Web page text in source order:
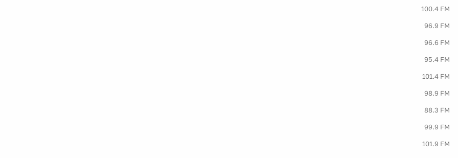
100.4 FM
96.9 FM
96.6 FM
95.4 FM
101.4 FM
98.9 FM
88.3 FM
99.9 FM
101.9 FM